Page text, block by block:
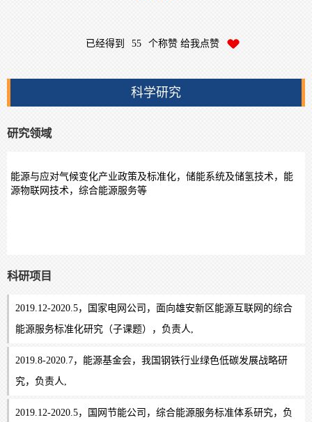
已经得到 55 个称赞 给我点赞
科学研究
研究领域
能源与应对气候变化产业政策及标准化，储能系统及储氢技术，能
源物联网技术，综合能源服务等
科研项目
2019.12-2020.5，国家电网公司，面向雄安新区能源互联网的综合
能源服务标准化研究（子课题），负责人,
2019.8-2020.7，能源基金会，我国钢铁行业绿色低碳发展战略研
究，负责人,
2019.12-2020.5，国网节能公司，综合能源服务标准体系研究，负